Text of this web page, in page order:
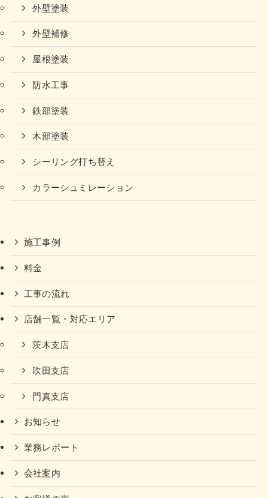
外壁塗装
外壁補修
屋根塗装
防水工事
鉄部塗装
木部塗装
シーリング打ち替え
カラーシュミレーション
施工事例
料金
工事の流れ
店舗一覧・対応エリア
茨木支店
吹田支店
門真支店
お知らせ
業務レポート
会社案内